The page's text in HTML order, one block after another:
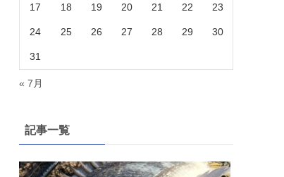
17 18 19 20 21 22 23
24 25 26 27 28 29 30
31
« 7月
記事一覧